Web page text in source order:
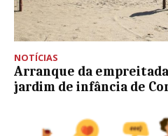
NOTÍCIAS
Arranque da
jardim de infância de